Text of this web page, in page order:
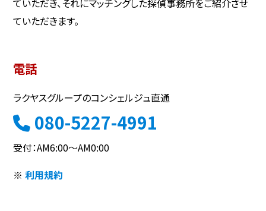
ていただき、それにマッチングした探偵事務所をご紹介させ
ていただきます。
電話
ラクヤスグループのコンシェルジュ直通
080-5227-4991
受付：AM6:00～AM0:00
※利用規約